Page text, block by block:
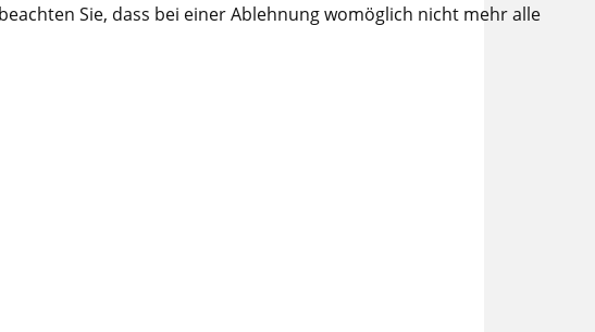
Sie, dass bei einer Ablehnung womöglich nicht mehr alle